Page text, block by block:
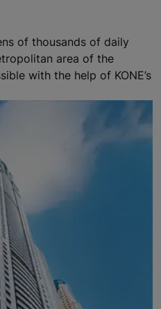
of thousands of daily
area of the
with the help of KONE’s